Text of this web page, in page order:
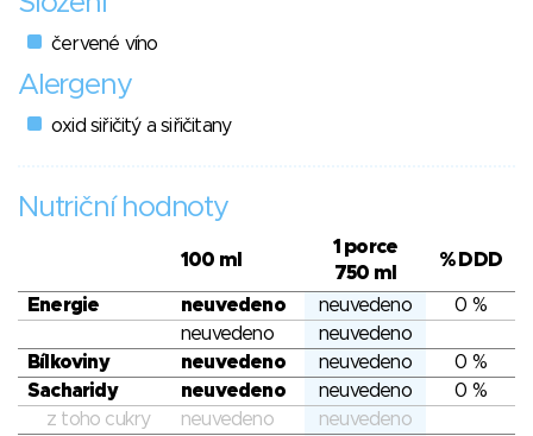
červené víno
Alergeny
oxid siřičitý a siřičitany
Nutriční hodnoty
100 ml
1 porce
750 ml
% DDD
Energie neuvedeno neuvedeno
0 %
neuvedeno
neuvedeno
Bílkoviny
neuvedeno neuvedeno
0 %
Sacharidy
neuvedeno neuvedeno
0 %
z toho cukry
neuvedeno
neuvedeno